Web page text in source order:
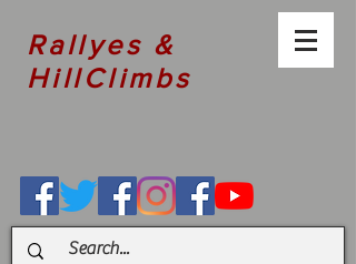
Rallyes &
HillClimbs